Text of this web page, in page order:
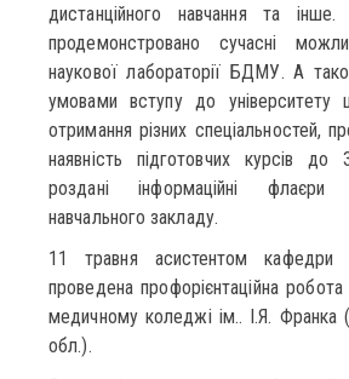
дистанційного навчання та
продемонстровано сучасні
наукової лабораторії БДМУ. А
умовами вступу до університету
отримання різних спеціальностей,
наявність підготовчих курсів
роздані інформаційні флаєри
навчального закладу.
11 травня асистентом кафедри
проведена профорієнтаційна
медичному коледжі ім.. І.Я. Франка
обл.).